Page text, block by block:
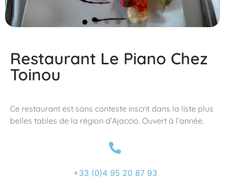
Restaurant Le Piano Chez
Toinou
Ce restaurant est sans conteste inscrit dans la liste plus
belles tables de la région d’Ajaccio. Ouvert à l’année.
+33 (0)4 95 20 87 93